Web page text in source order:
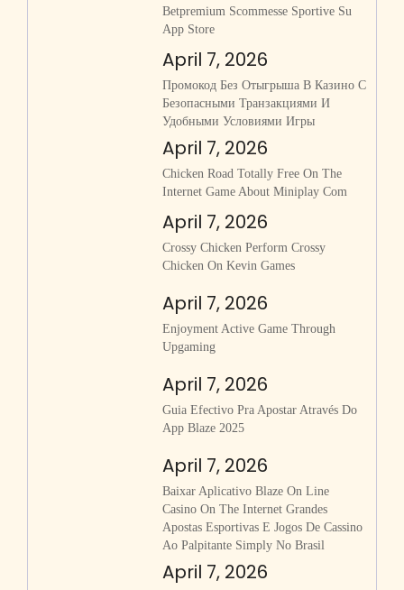
‎betpremium Scommesse Sportive Su
App Store
April 7, 2026
Промокод Без Отыгрыша В Казино С
Безопасными Транзакциями И
Удобными Условиями Игры
April 7, 2026
Chicken Road Totally Free On The
Internet Game About Miniplay Com
April 7, 2026
Crossy Chicken Perform Crossy
Chicken On Kevin Games
April 7, 2026
Enjoyment Active Game Through
Upgaming
April 7, 2026
Guia Efectivo Pra Apostar Através Do
App Blaze 2025
April 7, 2026
Baixar Aplicativo Blaze On Line
Casino On The Internet Grandes
Apostas Esportivas E Jogos De Cassino
Ao Palpitante Simply No Brasil
April 7, 2026